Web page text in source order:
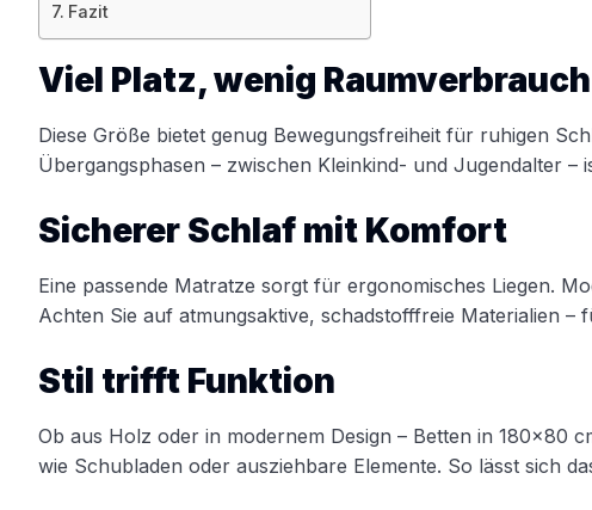
Fazit
Viel Platz, wenig Raumverbrauch
Diese Größe bietet genug Bewegungsfreiheit für ruhigen
Übergangsphasen – zwischen Kleinkind- und Jugendalter –
Sicherer Schlaf mit Komfort
Eine passende Matratze sorgt für ergonomisches Liegen.
Achten Sie auf atmungsaktive, schadstofffreie Materialien –
Stil trifft Funktion
Ob aus Holz oder in modernem Design – Betten in 180×80
wie Schubladen oder ausziehbare Elemente. So lässt sich